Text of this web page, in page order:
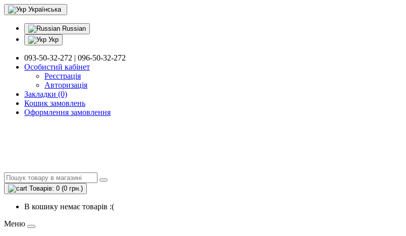
Українська
Russian
Укр
093-50-32-272 | 096-50-32-272
Особистий кабінет
Реєстрація
Авторизація
Закладки (0)
Кошик замовлень
Оформлення замовлення
Товарів: 0 (0 грн.)
В кошику немає товарів :(
Меню